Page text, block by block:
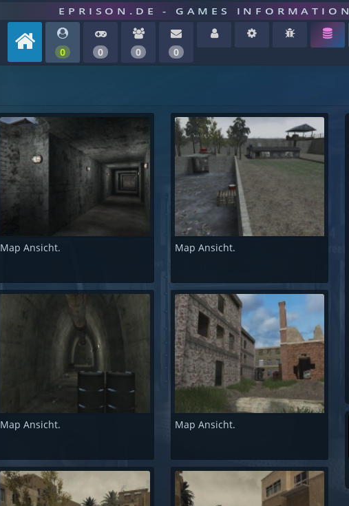
EPRISON.DE - GAMES INFORMATION
0 0 0 0
Map Ansicht. Map Ansicht.
Map Ansicht. Map Ansicht.